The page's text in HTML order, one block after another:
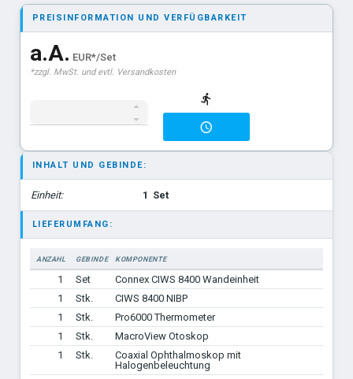
PREISINFORMATION UND VERFÜGBARKEIT
a.A. EUR*/Set
*zzgl. MwSt. und evtl. Versandkosten
INHALT UND GEBINDE:
Einheit: 1 Set
LIEFERUMFANG:
ANZAHL GEBINDE
KOMPONENTE
1
Set
Connex CIWS 8400 Wandeinheit
1
Stk.
CIWS 8400 NIBP
1
Stk.
Pro6000 Thermometer
1
Stk.
MacroView Otoskop
1
Stk.
Coaxial Ophthalmoskop mit
Halogenbeleuchtung